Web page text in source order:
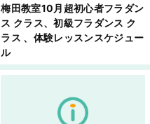
梅田教室10月超初心者フラダン
ス クラス、初級フラダンス ク
ラス 、体験レッスンスケジュー
ル